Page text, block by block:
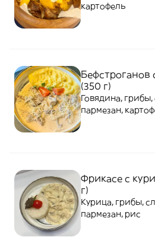
картофель
Бефстроганов
(350 г)
Говядина,
пармезан,
Фрикасе с
г)
Курица, грибы,
пармезан, рис